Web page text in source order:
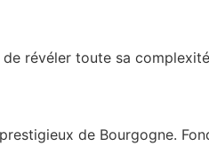
révéler toute sa
de Bourgogne.